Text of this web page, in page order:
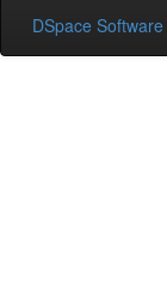
DSpace Software